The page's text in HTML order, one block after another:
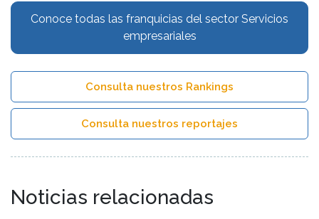
Conoce todas las franquicias del sector Servicios
empresariales
Consulta nuestros Rankings
Consulta nuestros reportajes
Noticias relacionadas